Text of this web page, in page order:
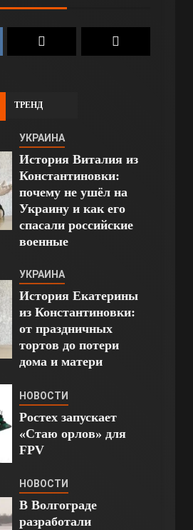
ТРЕНД
УКРАИНА
История Виталия из
Константиновки:
почему не ушёл на
Украину и как его
спасали российские
военные
УКРАИНА
История Екатерины
из Константиновки:
от праздничных
тортов до потери
дома и матери
НОВОСТИ
Ростех запускает
«Стаю орлов» для
FPV
НОВОСТИ
В Волгограде
разработали